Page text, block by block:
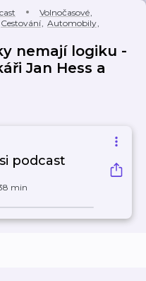
Volnočasové,
Cestování, Automobily,
nemají logiku -
Jan Hess a
podcast
min